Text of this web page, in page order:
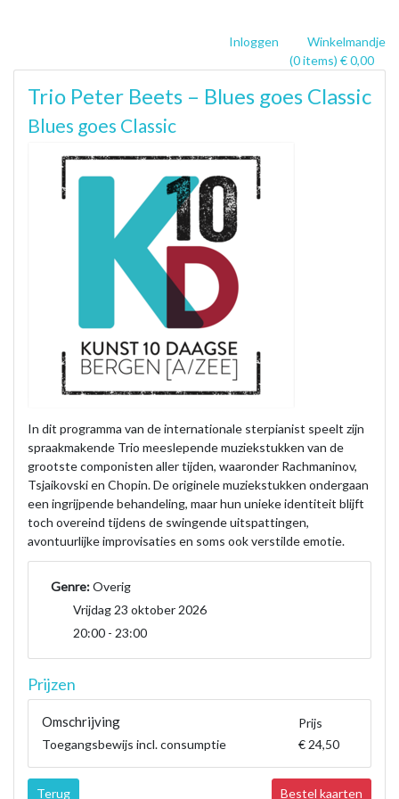
Inloggen
Winkelmandje
(0 items) € 0,00
Trio Peter Beets – Blues goes Classic
Blues goes Classic
In dit programma van de internationale sterpianist speelt zijn
spraakmakende Trio meeslepende muziekstukken van de
grootste componisten aller tijden, waaronder Rachmaninov,
Tsjaikovski en Chopin. De originele muziekstukken ondergaan
een ingrijpende behandeling, maar hun unieke identiteit blijft
toch overeind tijdens de swingende uitspattingen,
avontuurlijke improvisaties en soms ook verstilde emotie.
Genre:Overig
Vrijdag 23 oktober 2026
20:00 - 23:00
Prijzen
Omschrijving
Prijs
Toegangsbewijs incl. consumptie
€ 24,50
Terug Bestel kaarten